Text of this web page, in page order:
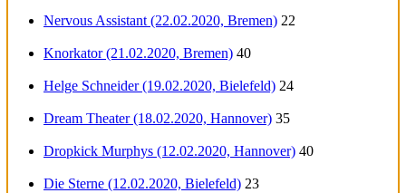
Nervous Assistant (22.02.2020, Bremen) 22
Knorkator (21.02.2020, Bremen) 40
Helge Schneider (19.02.2020, Bielefeld) 24
Dream Theater (18.02.2020, Hannover) 35
Dropkick Murphys (12.02.2020, Hannover) 40
Die Sterne (12.02.2020, Bielefeld) 23